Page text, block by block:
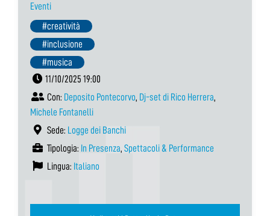
Eventi
#creatività
#inclusione
#musica
11/10/2025 19:00
Con: Deposito Pontecorvo, Dj-set di Rico Herrera,
Michele Fontanelli
Sede: Logge dei Banchi
Tipologia: In Presenza, Spettacoli & Performance
Lingua: Italiano